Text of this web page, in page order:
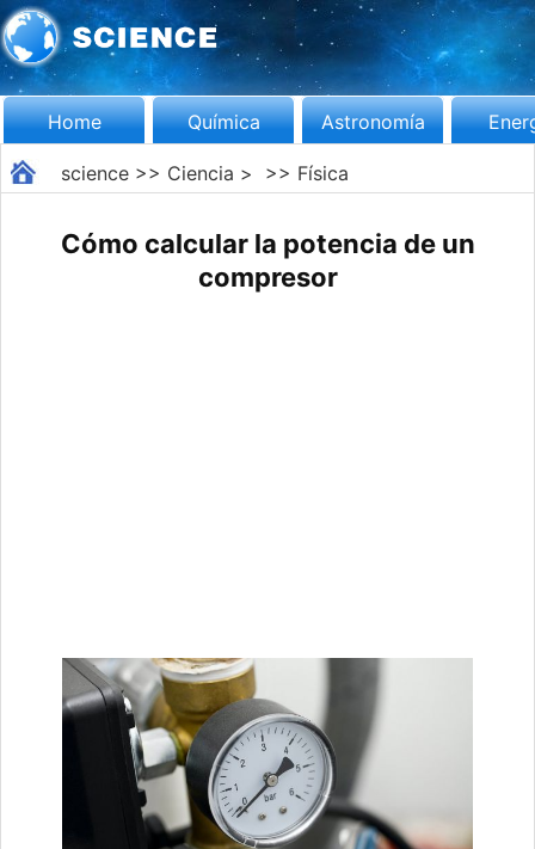
Home Química Astronomía
science>> Ciencia > >> Física
Cómo calcular la potencia de un
compresor